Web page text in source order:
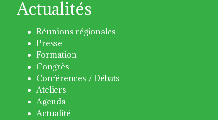
Actualités
Réunions régionales
Presse
Formation
Congrès
Conférences / Débats
Ateliers
Agenda
Actualité